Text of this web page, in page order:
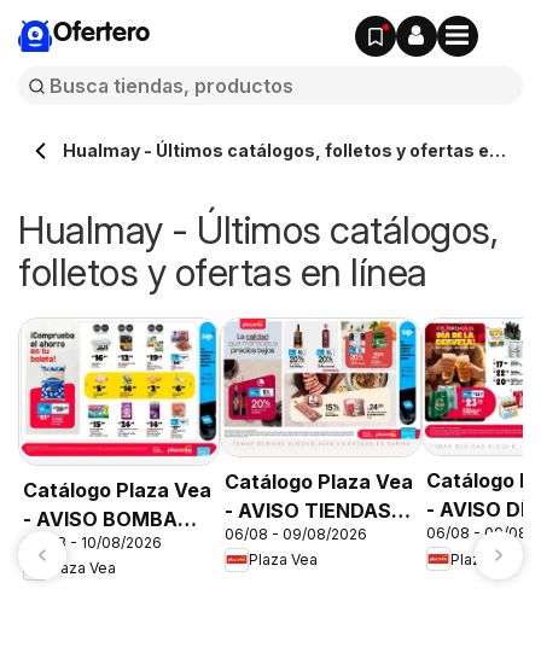
Ofertero
Hualmay - Últimos catálogos, folletos y ofertas en
Hualmay - Últimos catálogos,
folletos y ofertas en línea
Catálogo Plaza Vea
- AVISO BOMBA
FDS1
06/08 - 10/08/2026
Plaza Vea
Catálogo Plaza Vea
- AVISO TIENDAS
SELECCIONADAS 1
06/08 - 09/08/2026
Plaza Vea
Catálogo
- AVISO
CERVEZA
06/08 - 09/08/
Plaza Vea